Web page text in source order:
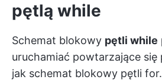
pętlą while
Schemat blokowy pętli while
uruchamiać powtarzające
jak schemat blokowy pętli